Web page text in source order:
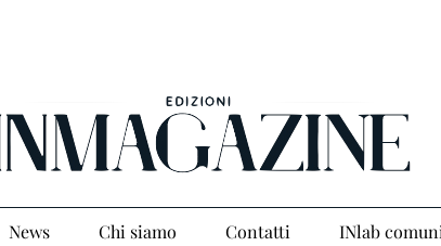
News Chi siamo Contatti INlab